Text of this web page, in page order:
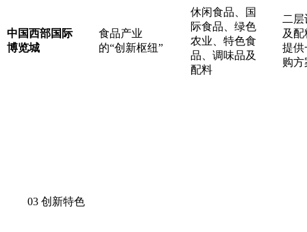
中国西部国际
博览城
食品产业
的“创新枢纽”
休闲食品、国
际食品、绿色
农业、特色食
品、调味品及
配料
二
及
提供
购方
03 创新特色